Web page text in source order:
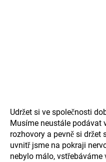
Udržet si ve společnosti
Musíme neustále podávat
rozhovory a pevně si
uvnitř jsme na pokraji
nebylo málo, vstřebáváme